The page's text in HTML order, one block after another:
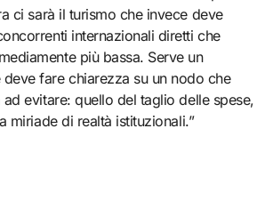
ci sarà il turismo che invece deve
internazionali diretti che
più bassa. Serve un
deve fare chiarezza su un nodo che
evitare: quello del taglio delle spese,
miriade di realtà istituzionali.”